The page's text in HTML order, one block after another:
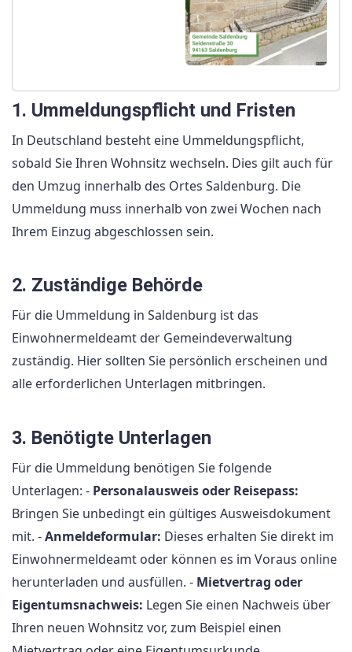
1. Ummeldungspflicht und Fristen
In Deutschland besteht eine Ummeldungspflicht,
sobald Sie Ihren Wohnsitz wechseln. Dies gilt auch für
den Umzug innerhalb des Ortes Saldenburg. Die
Ummeldung muss innerhalb von zwei Wochen nach
Ihrem Einzug abgeschlossen sein.
2. Zuständige Behörde
Für die Ummeldung in Saldenburg ist das
Einwohnermeldeamt der Gemeindeverwaltung
zuständig. Hier sollten Sie persönlich erscheinen und
alle erforderlichen Unterlagen mitbringen.
3. Benötigte Unterlagen
Für die Ummeldung benötigen Sie folgende
Unterlagen: - Personalausweis oder Reisepass:
Bringen Sie unbedingt ein gültiges Ausweisdokument
mit. -Anmeldeformular: Dieses erhalten Sie direkt im
Einwohnermeldeamt oder können es im Voraus online
herunterladen und ausfüllen. - Mietvertrag oder
Eigentumsnachweis: Legen Sie einen Nachweis über
Ihren neuen Wohnsitz vor, zum Beispiel einen